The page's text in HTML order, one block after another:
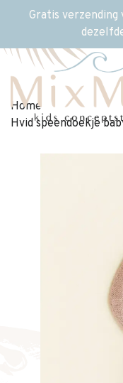
Gratis verzending
Home
Hvid speendoekje